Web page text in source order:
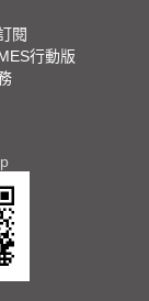
閱
行動版